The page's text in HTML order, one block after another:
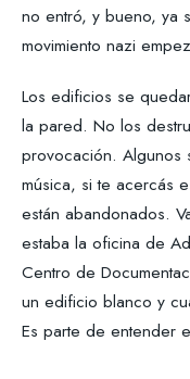
no entró, y bueno, ya
movimiento nazi
Los edificios se
la pared. No los
provocación.
música, si te acercás
están abandonados.
estaba la oficina de
Centro de
un edificio blanco y
Es parte de entender